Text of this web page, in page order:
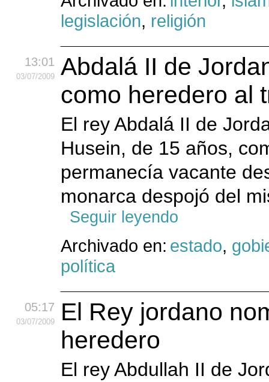
legislación, religión
13:01
03/07/2009
Abdalá II de
como heredero al
El rey Abdalá II de
Husein, de 15 años,
permanecía vacante
monarca despojó del
Seguir leyendo
Archivado en: estado,
política
05:17
03/07/2009
El Rey jordano
heredero
El rey Abdullah II de